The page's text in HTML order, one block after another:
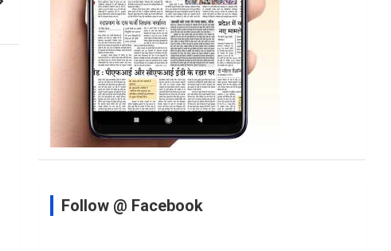
Follow @ Facebook